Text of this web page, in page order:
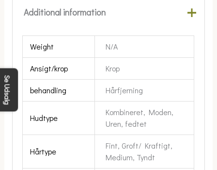
Additional information
Weight N/A
Ansigt/krop Krop
behandling Hårfjerning
Hudtype
Kombineret, Moden,
Uren, fedtet
Hårtype
Fint, Groft/ Kraftigt,
Medium, Tyndt
Se Udsalg